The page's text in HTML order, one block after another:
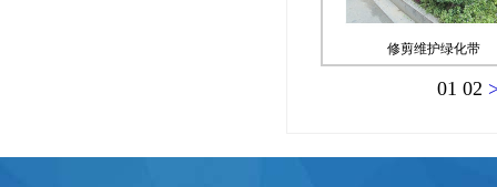
修剪维护绿化带
01 02